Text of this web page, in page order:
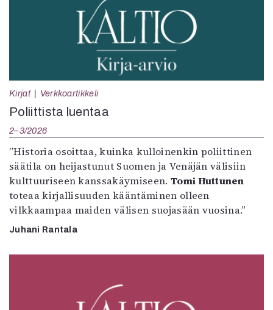
Kirjat Verkkoartikkeli
Poliittista luentaa
2–3/2026
”Historia osoittaa, kuinka kulloinenkin poliittinen
säätila on heijastunut Suomen ja Venäjän välisiin
kulttuuriseen kanssakäymiseen. Tomi Huttunen
toteaa kirjallisuuden kääntäminen olleen
vilkkaampaa maiden välisen suojasään vuosina.”
Juhani Rantala